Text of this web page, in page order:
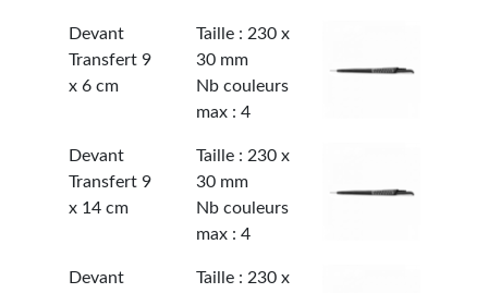
Devant
Transfert 9
x 6 cm
Taille : 230 x
30 mm
Nb couleurs
max : 4
Devant
Transfert 9
x 14 cm
Taille : 230 x
30 mm
Nb couleurs
max : 4
Devant
Taille : 230 x